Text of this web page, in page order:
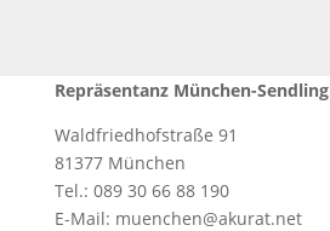
Repräsentanz München-Sendling
Waldfriedhofstraße 91
81377 München
Tel.: 089 30 66 88 190
E-Mail: muenchen@akurat.net